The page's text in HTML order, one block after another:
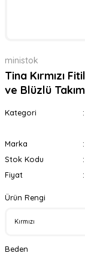
ministok
Tina Kırmızı
ve Blüzlü Takım
Kategori
Marka
Stok Kodu
Fiyat
Ürün Rengi
Beden